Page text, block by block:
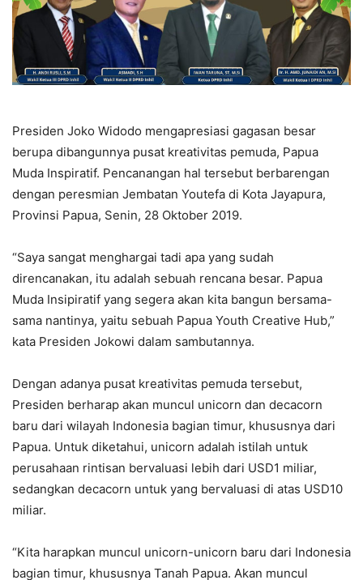
Presiden Joko Widodo mengapresiasi gagasan besar
berupa dibangunnya pusat kreativitas pemuda, Papua
Muda Inspiratif. Pencanangan hal tersebut berbarengan
dengan peresmian Jembatan Youtefa di Kota Jayapura,
Provinsi Papua, Senin, 28 Oktober 2019.
“Saya sangat menghargai tadi apa yang sudah
direncanakan, itu adalah sebuah rencana besar. Papua
Muda Insipiratif yang segera akan kita bangun bersama-
sama nantinya, yaitu sebuah Papua Youth Creative Hub,”
kata Presiden Jokowi dalam sambutannya.
Dengan adanya pusat kreativitas pemuda tersebut,
Presiden berharap akan muncul unicorn dan decacorn
baru dari wilayah Indonesia bagian timur, khususnya dari
Papua. Untuk diketahui, unicorn adalah istilah untuk
perusahaan rintisan bervaluasi lebih dari USD1 miliar,
sedangkan decacorn untuk yang bervaluasi di atas USD10
miliar.
“Kita harapkan muncul unicorn-unicorn baru dari Indonesia
bagian timur, khususnya Tanah Papua. Akan muncul